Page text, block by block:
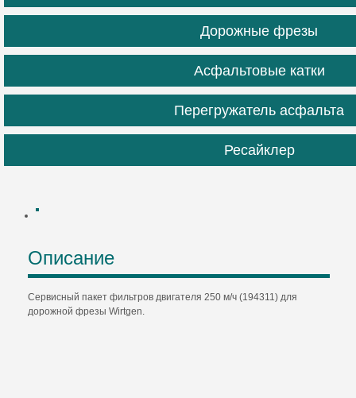
Дорожные фрезы
Асфальтовые катки
Перегружатель асфальта
Ресайклер
Описание
Сервисный пакет фильтров двигателя 250 м/ч (194311) для
дорожной фрезы Wirtgen.